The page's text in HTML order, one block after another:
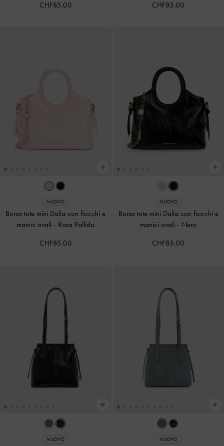
CHF85.00 CHF85.00
NUOVO
Borsa tote mini Dalia con fiocchi e
manici ovali - Rosa Pallido
CHF85.00
NUOVO
Borsa tote mini Dalia con fiocchi e
manici ovali - Nero
CHF85.00
NUOVO NUOVO